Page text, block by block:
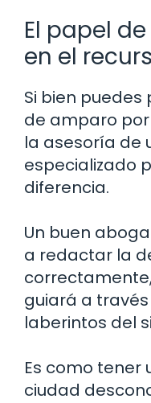
El papel
en el
Si bien
de amparo
la asesoría de
especializado
diferencia.
Un buen
a redactar la
guiará a
laberintos del
Es como tener
ciudad